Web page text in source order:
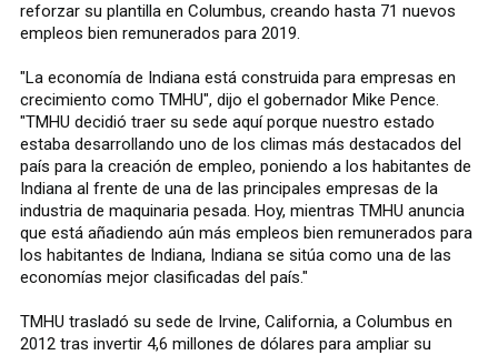
reforzar su plantilla en Columbus, creando hasta 71 nuevos
empleos bien remunerados para 2019.
"La economía de Indiana está construida para empresas en
crecimiento como TMHU", dijo el gobernador Mike Pence.
"TMHU decidió traer su sede aquí porque nuestro estado
estaba desarrollando uno de los climas más destacados del
país para la creación de empleo, poniendo a los habitantes de
Indiana al frente de una de las principales empresas de la
industria de maquinaria pesada. Hoy, mientras TMHU anuncia
que está añadiendo aún más empleos bien remunerados para
los habitantes de Indiana, Indiana se sitúa como una de las
economías mejor clasificadas del país."
TMHU trasladó su sede de Irvine, California, a Columbus en
2012 tras invertir 4,6 millones de dólares para ampliar su